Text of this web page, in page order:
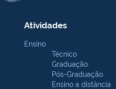
Atividades
Ensino
Técnico
Graduação
Pós-Graduação
Ensino a distância